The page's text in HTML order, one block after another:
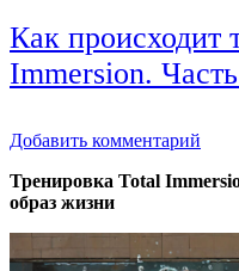
Как происходит
Immersion. Часть
Добавить комментарий
Тренировка Total
образ жизни